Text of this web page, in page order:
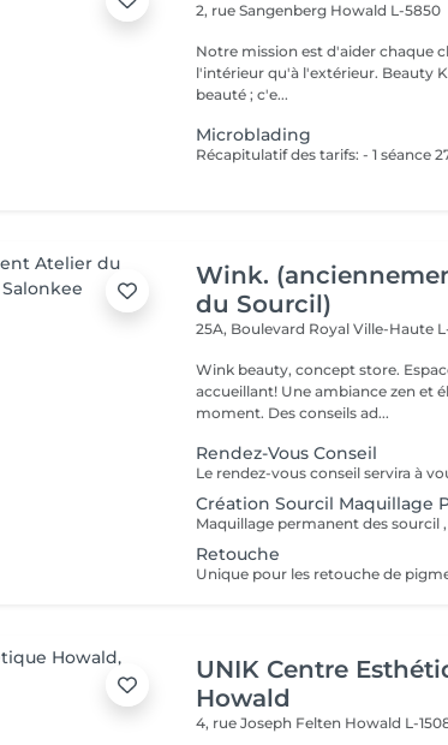
2, rue Sangenberg Howald L-5850
Notre mission est d'aider chaque
l'intérieur qu'à l'extérieur. Beauty
beauté ; c'e...
Microblading
Wink.
du Sourcil)
25A, Boulevard RoyalVille-Haute
Wink beauty, concept store. Espace élégante, chaleureux et
accueillant! Une ambiance zen et
moment. Des conseils ad...
Rendez-Vous Conseil
Création Sourcil Maquillage
Retouche
UNIK Centre
Howald
4, rue Joseph Felten Howald L-